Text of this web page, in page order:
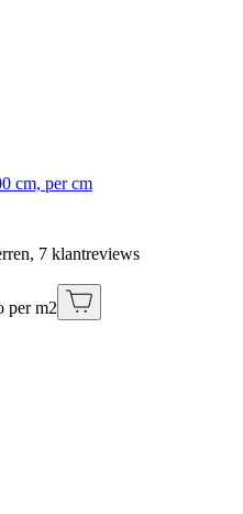
cm, per cm
7 klantreviews
per m2